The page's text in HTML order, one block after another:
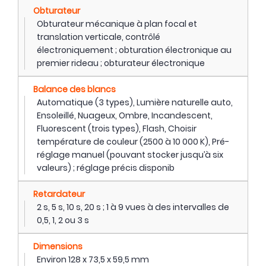
Obturateur
Obturateur mécanique à plan focal et
translation verticale, contrôlé
électroniquement ; obturation électronique au
premier rideau ; obturateur électronique
Balance des blancs
Automatique (3 types), Lumière naturelle auto,
Ensoleillé, Nuageux, Ombre, Incandescent,
Fluorescent (trois types), Flash, Choisir
température de couleur (2500 à 10 000 K), Pré-
réglage manuel (pouvant stocker jusqu’à six
valeurs) ; réglage précis disponib
Retardateur
2 s, 5 s, 10 s, 20 s ; 1 à 9 vues à des intervalles de
0,5, 1, 2 ou 3 s
Dimensions
Environ 128 x 73,5 x 59,5 mm